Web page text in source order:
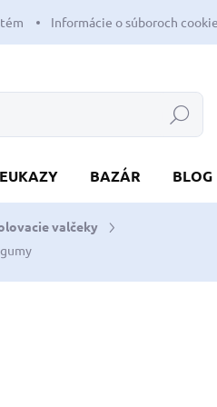
Informácie o súboroch
Hľadať
BAZÁR BLOG
valčeky